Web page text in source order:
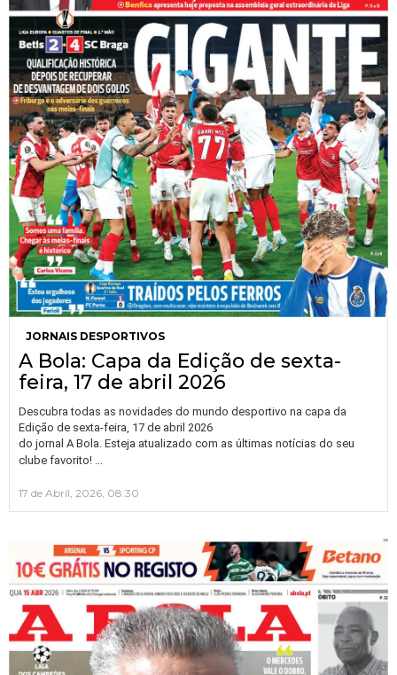
JORNAIS DESPORTIVOS
A Bola: Capa da Edição de sexta-
feira, 17 de abril 2026
Descubra todas as novidades do mundo desportivo na capa da
Edição de sexta-feira, 17 de abril 2026
do jornal A Bola. Esteja atualizado com as últimas notícias do seu
clube favorito!
17 de Abril, 2026, 08:30